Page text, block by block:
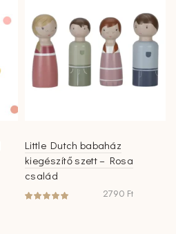
Little Dutch babaház
kiegészítő szett – Rosa
család
2790 Ft